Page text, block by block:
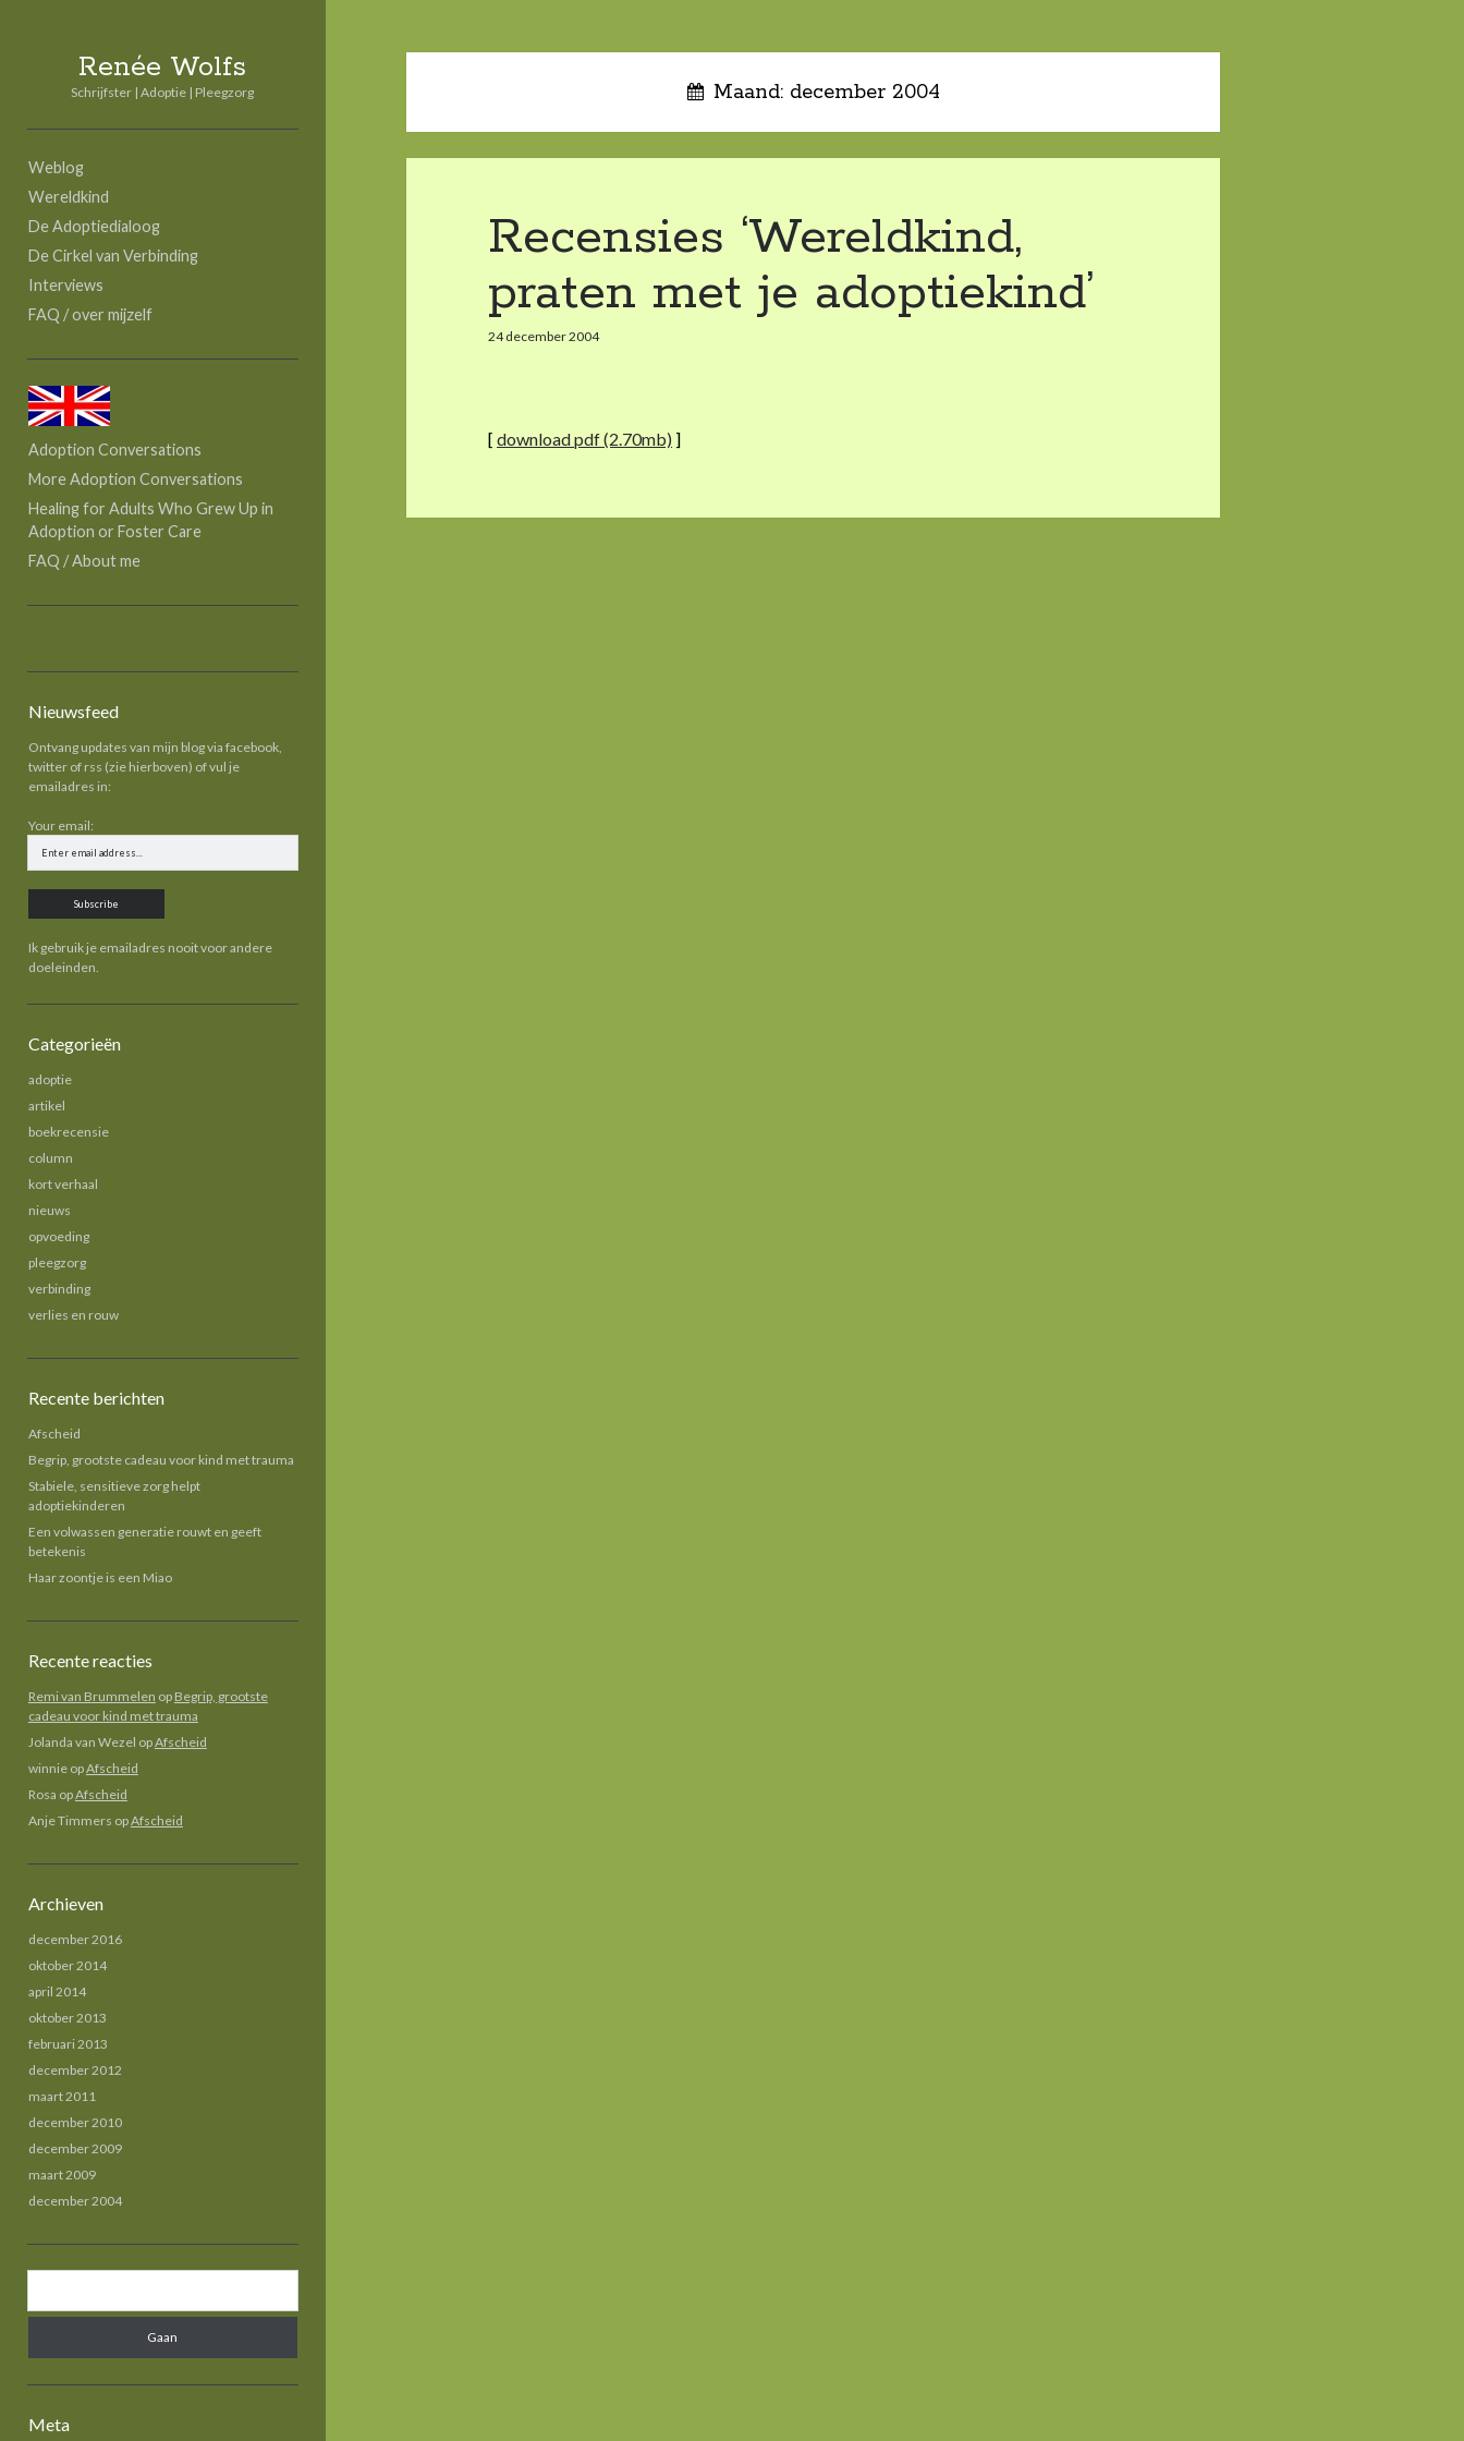
Renée Wolfs
Schrijfster | Adoptie | Pleegzorg
i
d
e
b
a
r
Weblog
Wereldkind
De Adoptiedialoog
De Cirkel van Verbinding
Interviews
FAQ / over mijzelf
Adoption Conversations
More Adoption Conversations
Healing for Adults Who Grew Up in
Adoption or Foster Care
FAQ / About me
Nieuwsfeed
Ontvang updates van mijn blog via facebook,
twitter of rss (zie hierboven) of vul je
emailadres in:
Your email:
Ik gebruik je emailadres nooit voor andere
doeleinden.
Categorieën
adoptie
artikel
boekrecensie
column
kort verhaal
nieuws
opvoeding
pleegzorg
verbinding
verlies en rouw
Recente berichten
Afscheid
Begrip, grootste cadeau voor kind met trauma
Stabiele, sensitieve zorg helpt
adoptiekinderen
Een volwassen generatie rouwt en geeft
betekenis
Haar zoontje is een Miao
Recente reacties
Remi van Brummelen op Begrip, grootste
cadeau voor kind met trauma
Jolanda van Wezel opAfscheid
winnieopAfscheid
Rosa opAfscheid
Anje Timmers opAfscheid
Archieven
december 2016
oktober 2014
april 2014
oktober 2013
februari 2013
december 2012
maart 2011
december 2010
december 2009
maart 2009
december 2004
o
k
e
nMeta
Maand: december 2004
Recensies ‘Wereldkind,
praten met je adoptiekind’
24 december 2004
[download pdf (2.70mb) ]